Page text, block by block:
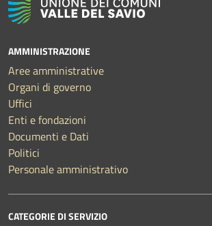
AMMINISTRAZIONE
Aree amministrative
Organi di governo
Uffici
Enti e fondazioni
Documenti e Dati
Politici
Personale amministrativo
CATEGORIE DI SERVIZIO